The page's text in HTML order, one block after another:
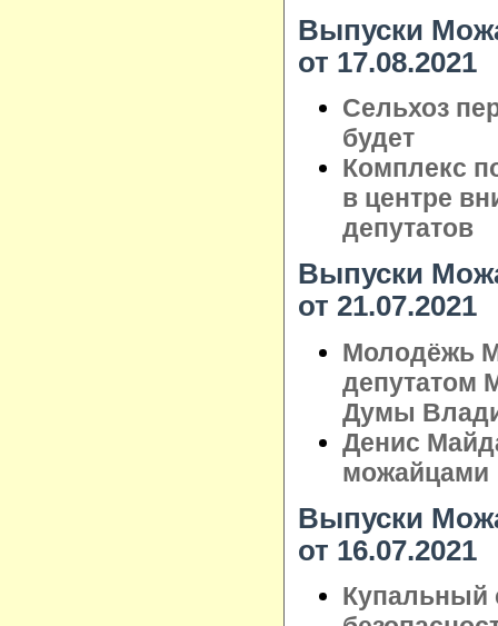
Выпуски
от 17.08.2021
Сельхоз
будет
Комплекс
в центре
депутатов
Выпуски
от 21.07.2021
Молодёжь
депутатом
Думы
Денис
можайцами
Выпуски
от 16.07.2021
Купальный